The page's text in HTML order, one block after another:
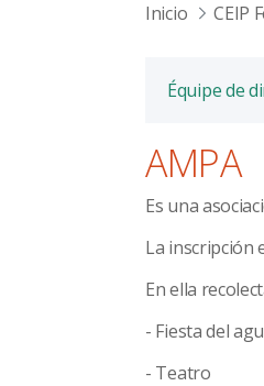
Inicio CEIP
Équipe de
AMPA
Es una
La inscripción
En ella
- Fiesta del
- Teatro